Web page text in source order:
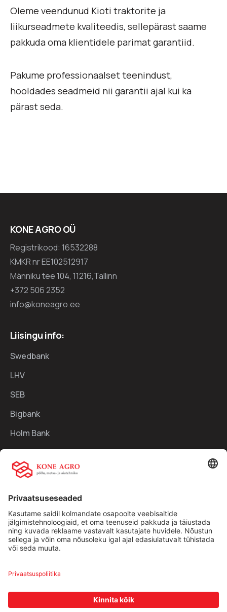
Oleme veendunud Kioti traktorite ja
liikurseadmete kvaliteedis, sellepärast saame
pakkuda oma klientidele parimat garantiid.
Pakume professionaalset teenindust,
hooldades seadmeid nii garantii ajal kui ka
pärast seda.
KONE AGRO OÜ
Registrikood: 16532288
KMKR nr EE102512917
Männiku tee 104, 11216,Tallinn
+372 506 2352
info@koneagro.ee
Liisingu info:
Swedbank
LHV
SEB
Bigbank
Holm Bank
Kiirlingid:
Traktorid
Kasutatud tehnika
Kontakt
Müügitingimused|Privaatsuspoliitika